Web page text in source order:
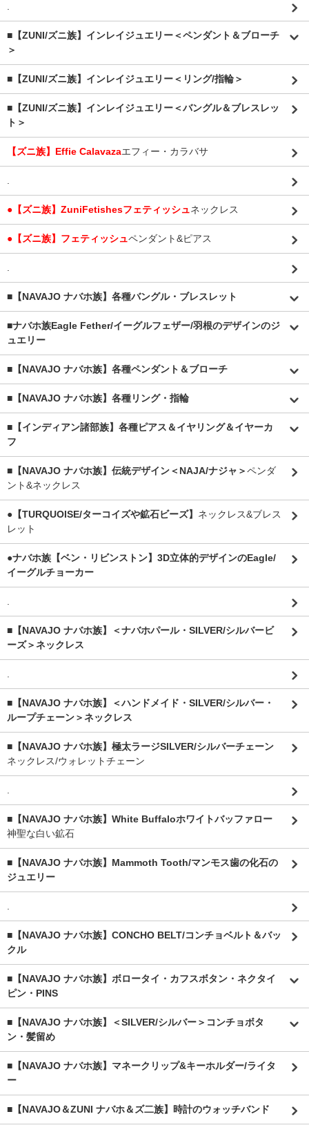
.
■【ZUNI/ズニ族】インレイジュエリー＜ペンダント＆ブローチ
＞
■【ZUNI/ズニ族】インレイジュエリー＜リング/指輪＞
■【ZUNI/ズニ族】インレイジュエリー＜バングル＆ブレスレッ
ト＞
【ズニ族】Effie Calavazaエフィー・カラバサ
.
●【ズニ族】ZuniFetishesフェティッシュネックレス
●【ズニ族】フェティッシュペンダント&ピアス
.
■【NAVAJO ナバホ族】各種バングル・ブレスレット
■ナバホ族Eagle Fether/イーグルフェザー/羽根のデザインのジ
ュエリー
■【NAVAJO ナバホ族】各種ペンダント＆ブローチ
■【NAVAJO ナバホ族】各種リング・指輪
■【インディアン諸部族】各種ピアス＆イヤリング＆イヤーカ
フ
■【NAVAJO ナバホ族】伝統デザイン＜NAJA/ナジャ＞ペンダ
ント&ネックレス
●【TURQUOISE/ターコイズや鉱石ビーズ】 ネックレス&ブレス
レット
●ナバホ族【ベン・リビンストン】3D立体的デザインのEagle/
イーグルチョーカー
.
■【NAVAJO ナバホ族】＜ナバホパール・SILVER/シルバービ
ーズ＞ネックレス
.
■【NAVAJO ナバホ族】＜ハンドメイド・SILVER/シルバー・
ループチェーン＞ネックレス
■【NAVAJO ナバホ族】極太ラージSILVER/シルバーチェーン
ネックレス/ウォレットチェーン
.
■【NAVAJO ナバホ族】White Buffaloホワイトバッファロー
神聖な白い鉱石
■【NAVAJO ナバホ族】Mammoth Tooth/マンモス歯の化石の
ジュエリー
.
■【NAVAJO ナバホ族】CONCHO BELT/コンチョベルト＆バッ
クル
■【NAVAJO ナバホ族】ボロータイ・カフスボタン・ネクタイ
ピン・PINS
■【NAVAJO ナバホ族】＜SILVER/シルバー＞コンチョボタ
ン・髪留め
■【NAVAJO ナバホ族】マネークリップ&キーホルダー/ライタ
ー
■【NAVAJO＆ZUNI ナバホ＆ズ二族】時計のウォッチバンド